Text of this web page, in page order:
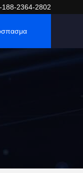
188-2364-2802